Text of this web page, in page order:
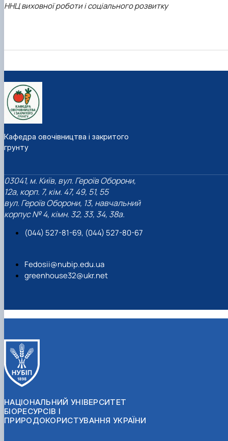
ННЦ виховної роботи і соціального розвитку
Кафедра овочівництва і закритого
грунту
03041, м. Київ, вул. Героїв Оборони,
12а, корп. 7, кім. 47, 49, 51, 55
вул. Героїв Оборони, 13, навчальний
корпус № 4, кімн. 32, 33, 34, 38а.
(044) 527-81-69, (044) 527-80-67
Fedosii@nubip.edu.ua
greenhouse32@ukr.net
НАЦІОНАЛЬНИЙ УНІВЕРСИТЕТ
БІОРЕСУРСІВ І
ПРИРОДОКОРИСТУВАННЯ УКРАЇНИ